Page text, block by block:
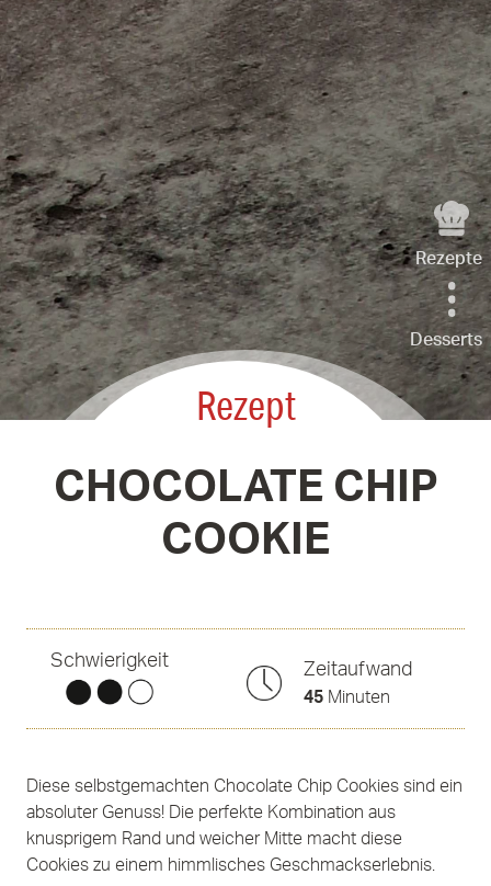
Rezepte
Desserts
Rezept
CHOCOLATE CHIP
COOKIE
Schwierigkeit Zeitaufwand
45Minuten
Diese selbstgemachten Chocolate Chip Cookies sind ein
absoluter Genuss! Die perfekte Kombination aus
knusprigem Rand und weicher Mitte macht diese
Cookies zu einem himmlisches Geschmackserlebnis.